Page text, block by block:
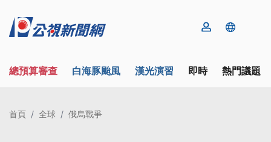
總預算審查 白海豚颱風 漢光演習 即時 熱門議題
首頁 全球 俄烏戰爭